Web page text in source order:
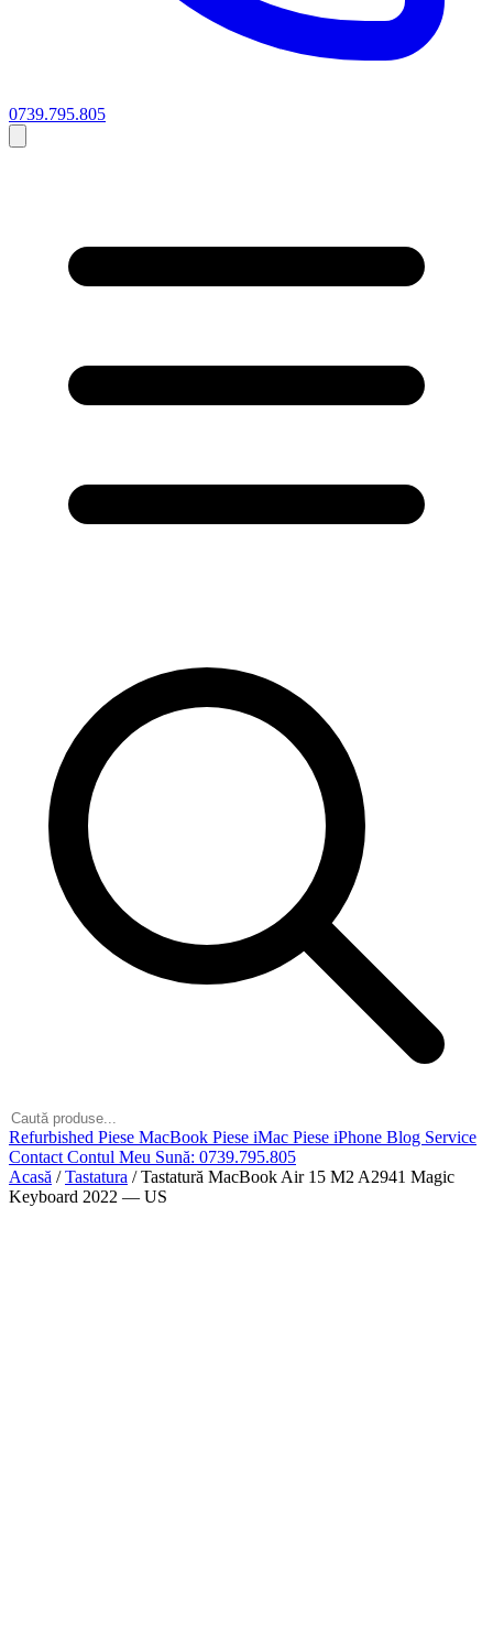
0739.795.805
Refurbished Piese MacBook Piese iMac Piese iPhone Blog Service
Contact Contul Meu Sună: 0739.795.805
Acasă / Tastatura / Tastatură MacBook Air 15 M2 A2941 Magic
Keyboard 2022 — US